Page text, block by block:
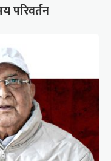
परिवर्तन